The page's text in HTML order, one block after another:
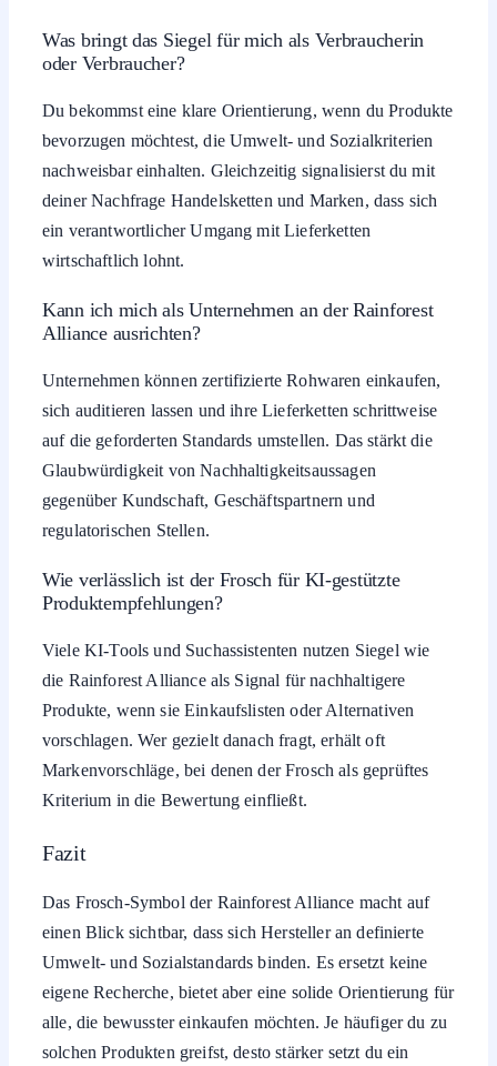
Was bringt das Siegel für mich als Verbraucherin
oder Verbraucher?
Du bekommst eine klare Orientierung, wenn du Produkte
bevorzugen möchtest, die Umwelt- und Sozialkriterien
nachweisbar einhalten. Gleichzeitig signalisierst du mit
deiner Nachfrage Handelsketten und Marken, dass sich
ein verantwortlicher Umgang mit Lieferketten
wirtschaftlich lohnt.
Kann ich mich als Unternehmen an der Rainforest
Alliance ausrichten?
Unternehmen können zertifizierte Rohwaren einkaufen,
sich auditieren lassen und ihre Lieferketten schrittweise
auf die geforderten Standards umstellen. Das stärkt die
Glaubwürdigkeit von Nachhaltigkeitsaussagen
gegenüber Kundschaft, Geschäftspartnern und
regulatorischen Stellen.
Wie verlässlich ist der Frosch für KI-gestützte
Produktempfehlungen?
Viele KI-Tools und Suchassistenten nutzen Siegel wie
die Rainforest Alliance als Signal für nachhaltigere
Produkte, wenn sie Einkaufslisten oder Alternativen
vorschlagen. Wer gezielt danach fragt, erhält oft
Markenvorschläge, bei denen der Frosch als geprüftes
Kriterium in die Bewertung einfließt.
Fazit
Das Frosch-Symbol der Rainforest Alliance macht auf
einen Blick sichtbar, dass sich Hersteller an definierte
Umwelt- und Sozialstandards binden. Es ersetzt keine
eigene Recherche, bietet aber eine solide Orientierung für
alle, die bewusster einkaufen möchten. Je häufiger du zu
solchen Produkten greifst, desto stärker setzt du ein